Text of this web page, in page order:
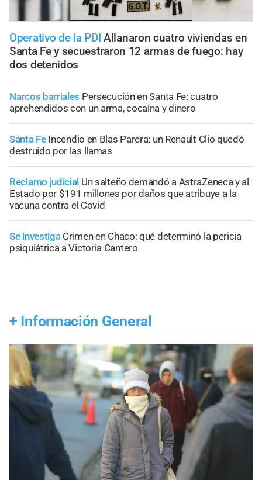
Operativo de la PDI Allanaron cuatro viviendas en
Santa Fe y secuestraron 12 armas de fuego: hay
dos detenidos
Narcos barriales Persecución en Santa Fe: cuatro
aprehendidos con un arma, cocaína y dinero
Santa Fe Incendio en Blas Parera: un Renault Clio quedó
destruido por las llamas
Reclamo judicial Un salteño demandó a AstraZeneca y al
Estado por $191 millones por daños que atribuye a la
vacuna contra el Covid
Se investiga Crimen en Chaco: qué determinó la pericia
psiquiátrica a Victoria Cantero
+ Información General